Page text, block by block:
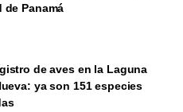
de Panamá
de aves en la Laguna
ya son 151 especies